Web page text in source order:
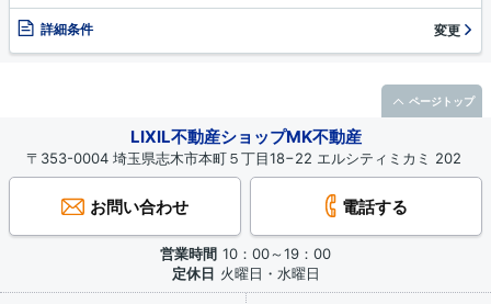
詳細条件 変更
LIXIL不動産ショップMK不動産
〒353-0004 埼玉県志木市本町５丁目18−22 エルシティミカミ 202
お問い合わせ 電話する
営業時間 10：00～19：00
定休日 火曜日・水曜日
ページトップ